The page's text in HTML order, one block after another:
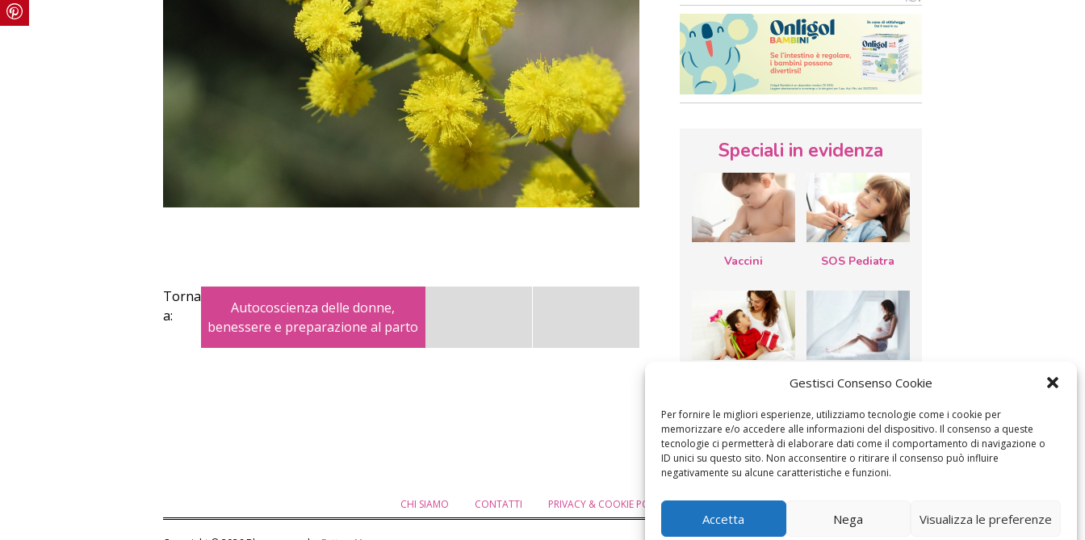
Gestisci Consenso Cookie
Per fornire le migliori esperienze, utilizziamo tecnologie come i cookie per
memorizzare e/o accedere alle informazioni del dispositivo. Il consenso a queste
tecnologie ci permetterà di elaborare dati come il comportamento di navigazione o
ID unici su questo sito. Non acconsentire o ritirare il consenso può influire
negativamente su alcune caratteristiche e funzioni.
Accetta Nega Visualizza le preferenze
Torna
a:
Autocoscienza delle donne,
benessere e preparazione al parto
Speciali in evidenza
Vaccini SOS Pediatra
mamma: lavoretti,
filastrocche
Le settimane di
gravidanza
CHI SIAMO CONTATTI PRIVACY & COOKIE POLICY MODIFICA IL CONSENSO